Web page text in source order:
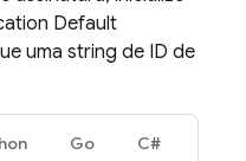
Default
uma string de ID de
Go C#